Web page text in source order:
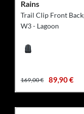
Rains
Trail Clip Front
W3 - Lagoon
169,00 € 89,90 €